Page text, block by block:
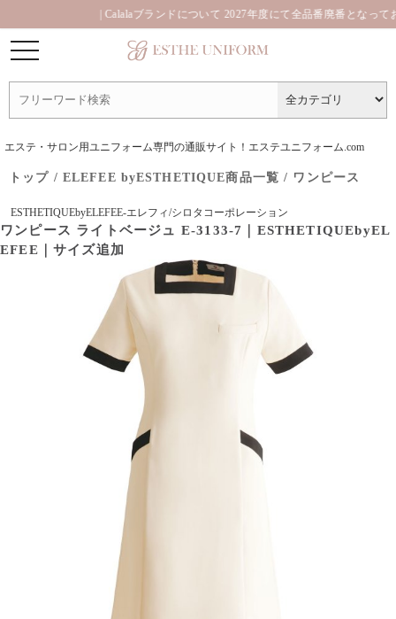
| Calalaブランドについて 2027年度にて全品番廃番となっておりま
エステ・サロン用ユニフォーム専門の通販サイト！エステユニフォーム.com
トップ / ELEFEE byESTHETIQUE商品一覧 / ワンピース
ESTHETIQUEbyELEFEE-エレフィ/シロタコーポレーション
ワンピース ライトベージュ E-3133-7｜ESTHETIQUEbyEL
EFEE｜サイズ追加